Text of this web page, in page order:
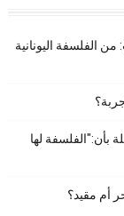
الفلسفة اليونانية
بأن:"الفلسفة لها
أم مقيد؟